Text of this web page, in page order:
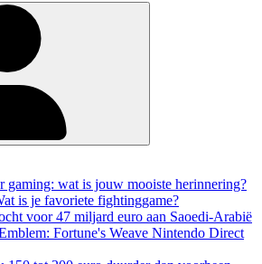
gaming: wat is jouw mooiste herinnering?
is je favoriete fightinggame?
voor 47 miljard euro aan Saoedi-Arabië
Fortune's Weave Nintendo Direct